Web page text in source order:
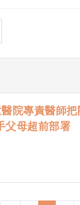
院專責醫師
父母超前部署